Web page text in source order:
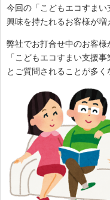
今回の「こどもエコすまい
興味を持たれるお客様が増
弊社でお打合せ中のお客様
「こどもエコすまい支援事
とご質問されることが多く